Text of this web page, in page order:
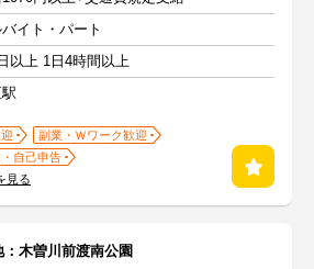
イト・パート
以上 1日4時間以上
副業・Ｗワーク歓迎
自己申告
見る
木曽川前渡南公園